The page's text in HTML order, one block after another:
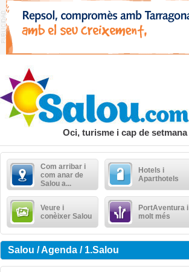
Oci, turisme i cap de setmana
Com arribar i
com anar de
Salou a...
Hotels i
Aparthotels
Veure i
conèixer Salou
PortAventura i
molt més
Salou / Agenda / 1.Salou